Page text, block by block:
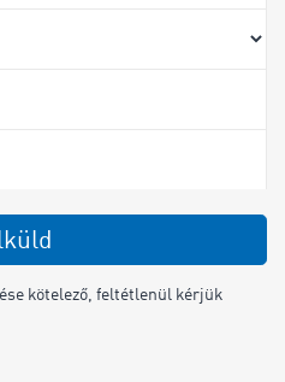
kötelező, feltétlenül kérjük